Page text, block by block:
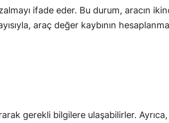
ifade eder. Bu durum, aracın
araç değer kaybının
gerekli bilgilere ulaşabilirler.